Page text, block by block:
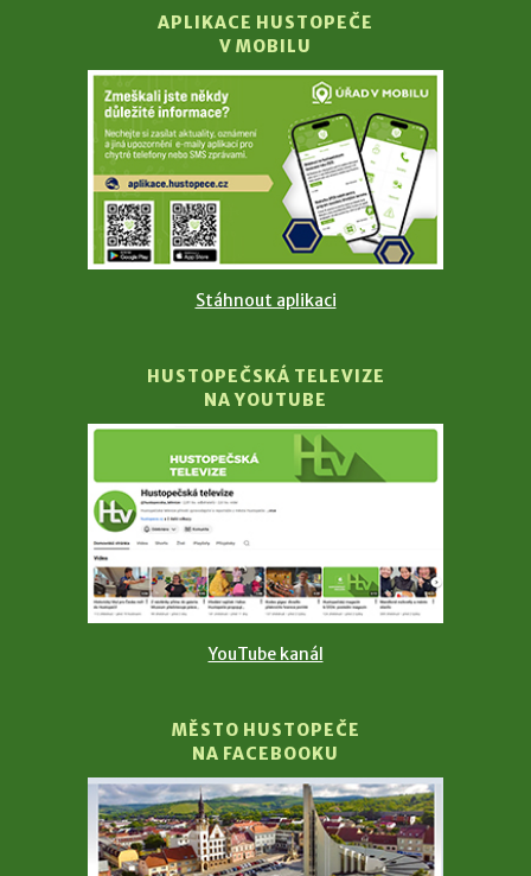
APLIKACE HUSTOPEČE
V MOBILU
Stáhnout aplikaci
HUSTOPEČSKÁ TELEVIZE
NA YOUTUBE
YouTube kanál
MĚSTO HUSTOPEČE
NA FACEBOOKU